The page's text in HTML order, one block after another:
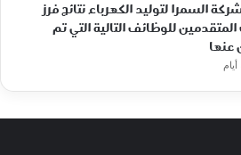
السمرا لتوليد الكهرباء نتائج فرز
للوظائف التالية التي تم
عنها